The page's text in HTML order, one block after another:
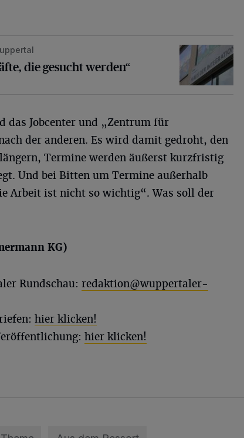
gesucht werden“
die gesucht werden“
das Jobcenter und „Zentrum für
der anderen. Es wird damit gedroht, den
Termine werden äußerst kurzfristig
Und bei Bitten um Termine außerhalb
Arbeit ist nicht so wichtig“. Was soll der
KG)
Rundschau: redaktion@wuppertaler-
hier klicken!
hier klicken!